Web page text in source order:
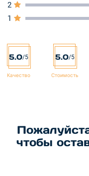
2
1
5.0/5
Качество
5.0/5
Стоимость
чтобы